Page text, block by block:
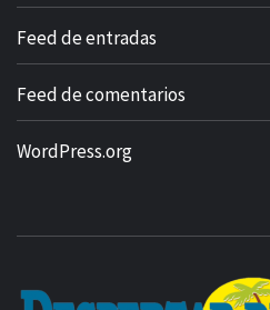
Feed de entradas
Feed de comentarios
WordPress.org